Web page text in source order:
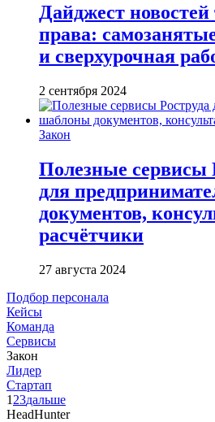
Дайджест новостей
права:
и сверхурочная
2 сентября 2024
Закон
Полезные сервисы
для
документов,
расчётчики
27 августа 2024
Подбор персонала
Кейсы
Команда
Сервисы
Закон
Лидер
Стартап
1 23дальше
HeadHunter